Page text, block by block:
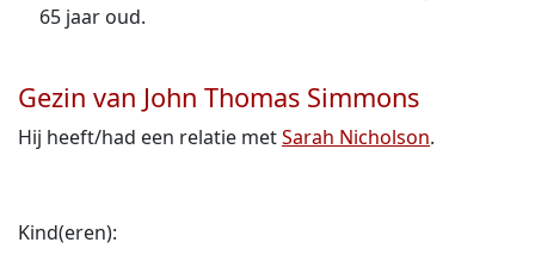
65 jaar oud.
Gezin van John Thomas Simmons
Hij heeft/had een relatie metSarah Nicholson.
Kind(eren):